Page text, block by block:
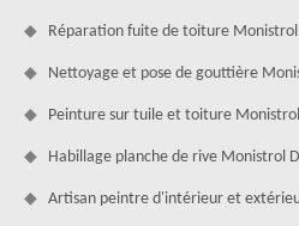
Réparation fuite de toiture
Nettoyage et pose de gouttière
Peinture sur tuile et toiture
Habillage planche de rive Monistrol
Artisan peintre d'intérieur et